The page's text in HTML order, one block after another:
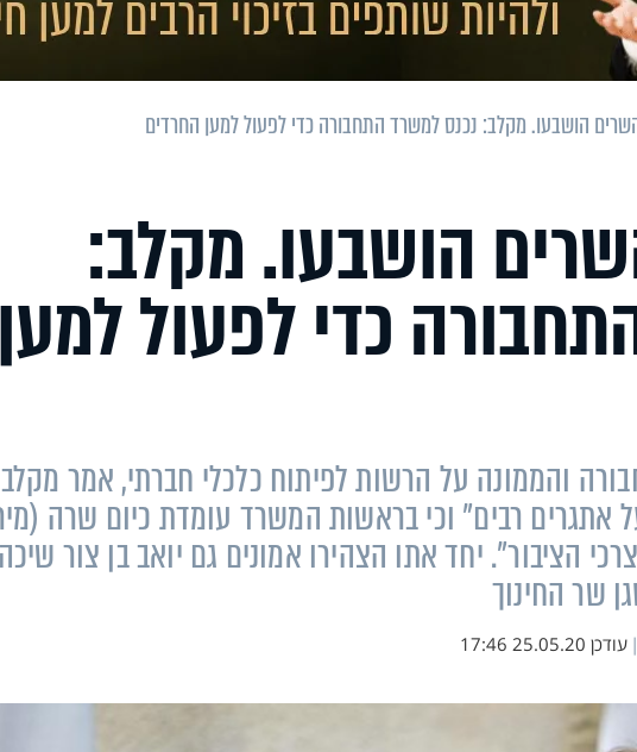
הושבעו. מקלב: נכנס למשרד התחבורה כדי לפעול למען החרדים
הושבעו. מקלב:
כדי לפעול למען
והממונה על הרשות לפיתוח כלכלי חברתי, אמר
רבים" וכי בראשות המשרד עומדת כיום שרה
הציבור". יחד אתו הצהירו אמונים גם יואב בן צור
שר החינוך
| עודכן 25.05.20 17:46